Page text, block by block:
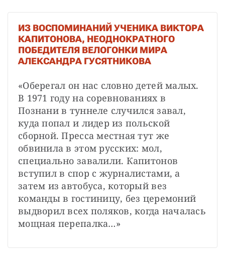
ИЗ ВОСПОМИНАНИЙ УЧЕНИКА ВИКТОРА
КАПИТОНОВА, НЕОДНОКРАТНОГО
ПОБЕДИТЕЛЯ ВЕЛОГОНКИ МИРА
АЛЕКСАНДРА ГУСЯТНИКОВА
«Оберегал он нас словно детей малых.
В 1971 году на соревнованиях в
Познани в туннеле случился завал,
куда попал и лидер из польской
сборной. Пресса местная тут же
обвинила в этом русских: мол,
специально завалили. Капитонов
вступил в спор с журналистами, а
затем из автобуса, который вез
команды в гостиницу, без церемоний
выдворил всех поляков, когда началась
мощная перепалка…»